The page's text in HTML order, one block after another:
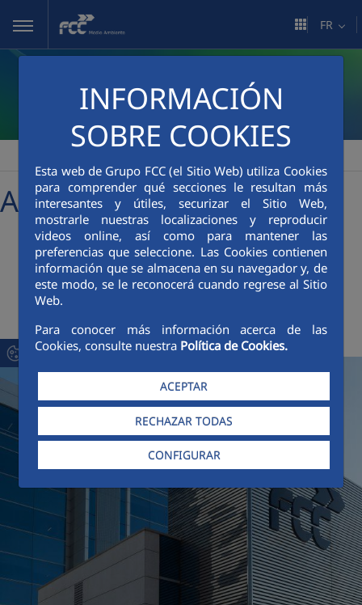
Saut au contenu principal
INFORMACIÓN
SOBRE COOKIES
Esta web de Grupo FCC (el Sitio Web) utiliza Cookies
para comprender qué secciones le resultan más
interesantes y útiles, securizar el Sitio Web,
mostrarle nuestras localizaciones y reproducir
videos online, así como para mantener las
preferencias que seleccione. Las Cookies contienen
información que se almacena en su navegador y, de
este modo, se le reconocerá cuando regrese al Sitio
Web.
Para conocer más información acerca de las
Cookies, consulte nuestra Política de Cookies.
ACEPTAR
RECHAZAR TODAS
CONFIGURAR
FR
Actualités
+ searcher
Dernières nouvelles